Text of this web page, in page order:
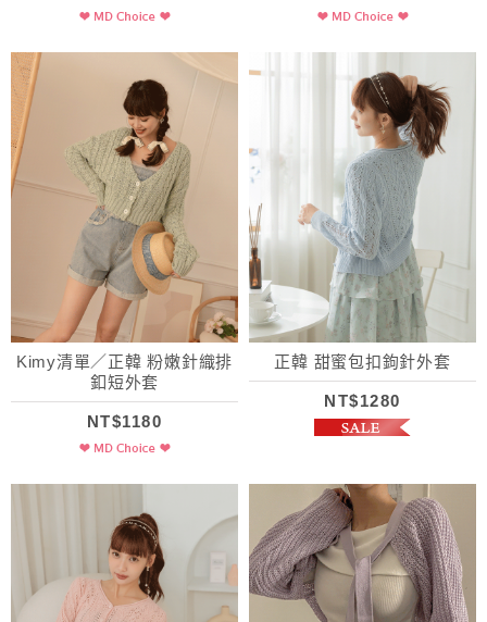
Kimy清單／正韓 粉嫩針織排
釦短外套
NT$1180
正韓 甜蜜包扣鉤針外套
NT$1280